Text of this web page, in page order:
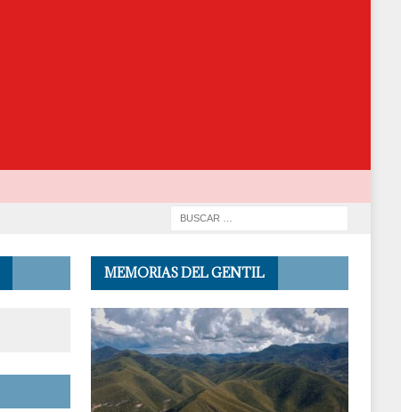
MEMORIAS DEL GENTIL